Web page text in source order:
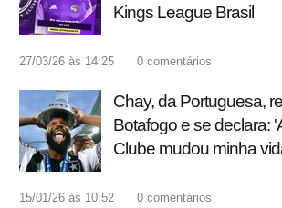
Kings League Brasil
27/03/26 às 14:25 0 comentários
Chay, da Portuguesa,
Botafogo e se declara:
Clube mudou minha
15/01/26 às 10:52 0 comentários